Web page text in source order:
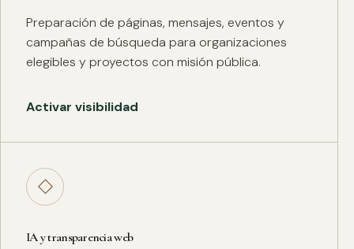
Preparación de páginas, mensajes, eventos y
campañas de búsqueda para organizaciones
elegibles y proyectos con misión pública.
Activar visibilidad
◇
IA y transparencia web